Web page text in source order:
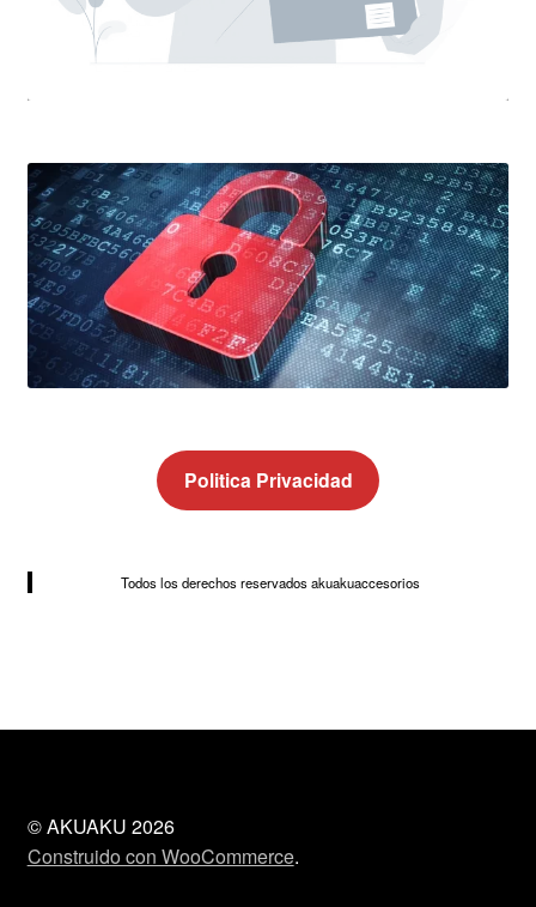
Politica Privacidad
Todos los derechos reservados akuakuaccesorios
© AKUAKU 2026
Construido con WooCommerce.